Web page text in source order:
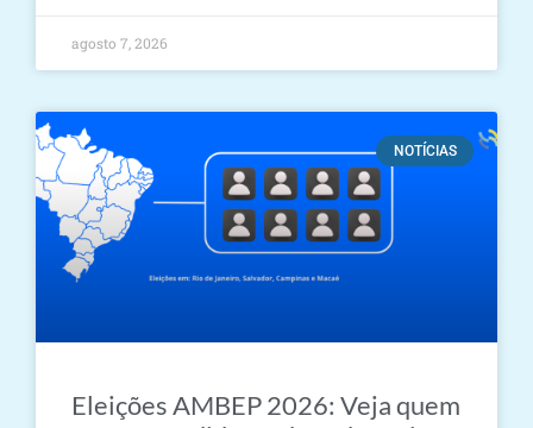
agosto 7, 2026
NOTÍCIAS
Eleições AMBEP 2026: Veja quem